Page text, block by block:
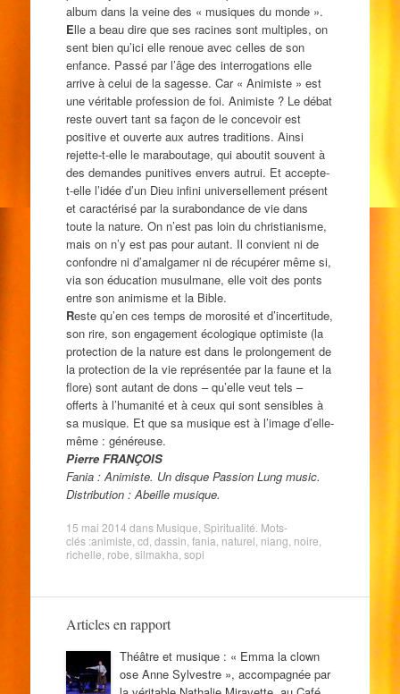
album dans la veine des « musiques du monde ».
Elle a beau dire que ses racines sont multiples, on
sent bien qu’ici elle renoue avec celles de son
enfance. Passé par l’âge des interrogations elle
arrive à celui de la sagesse. Car « Animiste » est
une véritable profession de foi. Animiste ? Le débat
reste ouvert tant sa façon de le concevoir est
positive et ouverte aux autres traditions. Ainsi
rejette-t-elle le maraboutage, qui aboutit souvent à
des demandes punitives envers autrui. Et accepte-
t-elle l’idée d’un Dieu infini universellement présent
et caractérisé par la surabondance de vie dans
toute la nature. On n’est pas loin du christianisme,
mais on n’y est pas pour autant. Il convient ni de
confondre ni d’amalgamer ni de récupérer même si,
via son éducation musulmane, elle voit des ponts
entre son animisme et la Bible.
Reste qu’en ces temps de morosité et d’incertitude,
son rire, son engagement écologique optimiste (la
protection de la nature est dans le prolongement de
la protection de la vie représentée par la faune et la
flore) sont autant de dons – qu’elle veut tels –
offerts à l’humanité et à ceux qui sont sensibles à
sa musique. Et que sa musique est à l’image d’elle-
même : généreuse.
Pierre FRANÇOIS
Fania : Animiste. Un disque Passion Lung music.
Distribution : Abeille musique.
15 mai 2014 dans Musique Spiritualité . Mots-
clés :animiste cd dassin fania naturel niang noire
richelle robe silmakha sopi
Articles en rapport
Théâtre et musique : « Emma la clown
ose Anne Sylvestre », accompagnée par